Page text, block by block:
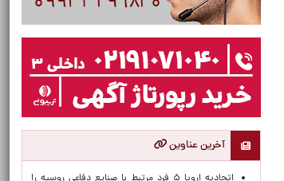
آخرین عناوین